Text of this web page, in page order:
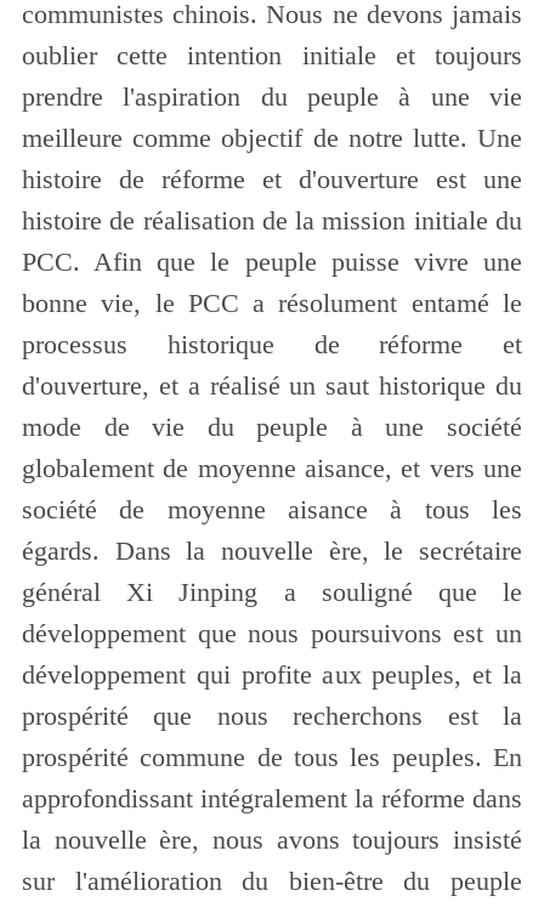
communistes chinois. Nous ne devons jamais
oublier cette intention initiale et toujours
prendre l'aspiration du peuple à une vie
meilleure comme objectif de notre lutte. Une
histoire de réforme et d'ouverture est une
histoire de réalisation de la mission initiale du
PCC. Afin que le peuple puisse vivre une
bonne vie, le PCC a résolument entamé le
processus historique de réforme et
d'ouverture, et a réalisé un saut historique du
mode de vie du peuple à une société
globalement de moyenne aisance, et vers une
société de moyenne aisance à tous les
égards. Dans la nouvelle ère, le secrétaire
général Xi Jinping a souligné que le
développement que nous poursuivons est un
développement qui profite aux peuples, et la
prospérité que nous recherchons est la
prospérité commune de tous les peuples. En
approfondissant intégralement la réforme dans
la nouvelle ère, nous avons toujours insisté
sur l'amélioration du bien-être du peuple